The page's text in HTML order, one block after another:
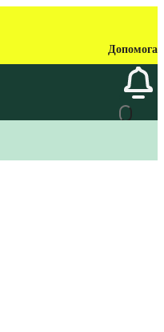
Допомога